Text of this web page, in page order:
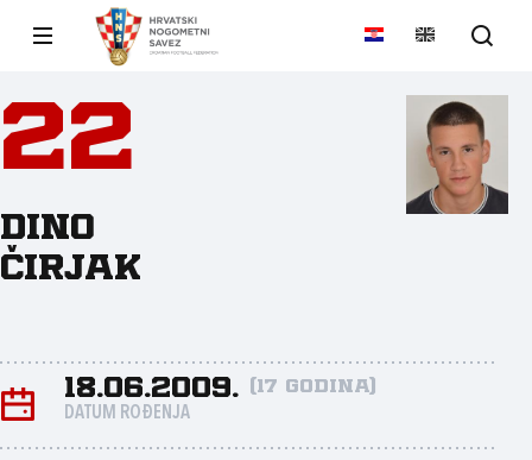
22
Dino
Čirjak
18.06.2009. (17 godina)
DATUM ROĐENJA